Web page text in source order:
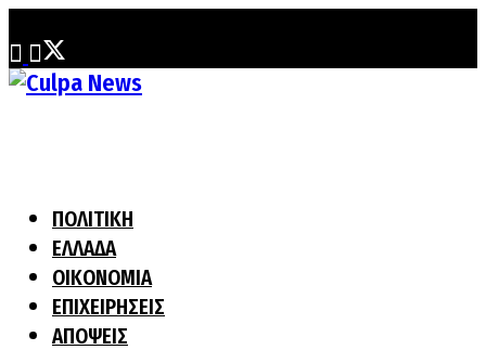
ΠΟΛΙΤΙΚΗ
ΕΛΛΑΔΑ
ΟΙΚΟΝΟΜΙΑ
ΕΠΙΧΕΙΡΗΣΕΙΣ
ΑΠΟΨΕΙΣ